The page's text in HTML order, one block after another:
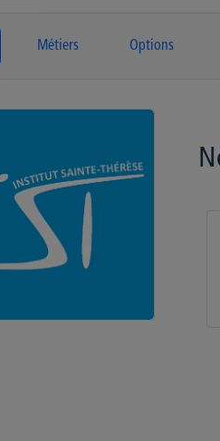
Métiers Options